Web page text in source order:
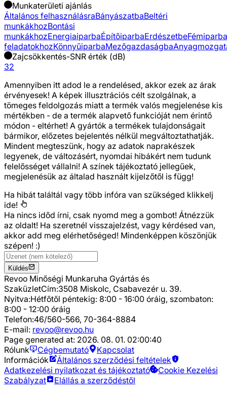
Munkaterületi ajánlás
Általános felhasználásraBányászatbaBeltéri
munkákhozBontási
munkákhozEnergiaiparbaÉpítőiparbaErdészetbeFémiparba
feladatokhozKönnyűiparbaMezőgazdaságba
Zajcsökkentés-SNR érték (dB)
32
Amennyiben itt adod le a rendelésed, akkor ezek az árak
érvényesek! A képek illusztrációs célt szolgálnak, a
tömeges feldolgozás miatt a termék valós megjelenése kis
mértékben - de a termék alapvető funkcióját nem érintő
módon - eltérhet! A gyártók a termékek tulajdonságait
bármikor, előzetes bejelentés nélkül megváltoztathatják.
Mindent megteszünk, hogy az adatok naprakészek
legyenek, de változásért, nyomdai hibákért nem tudunk
felelősséget vállalni! A színek tájékoztató jellegűek,
megjelenésük az általad használt kijelzőtől is függ!
Ha hibát találtál vagy több infóra van szükséged klikkelj
ide!
Ha nincs időd írni, csak nyomd meg a gombot! Átnézzük
az oldalt! Ha szeretnél visszajelzést, vagy kérdésed van,
akkor add meg elérhetőséged! Mindenképpen köszönjük
szépen! :)
Küldés
Revoo Minőségi Munkaruha Gyártás és
SzaküzletCím:3508 Miskolc, Csabavezér u. 39.
Nyitva:Hétfőtől péntekig: 8:00 - 16:00 óráig, szombaton:
8:00 - 12:00 óráig
Telefon:46/560-566, 70-364-8884
E-mail: revoo@revoo.hu
Page generated at: 2026. 08. 01. 02:00:40
Rólunk
Cégbemutató
Kapcsolat
Információk
Általános szerződési feltételek
Adatkezelési nyilatkozat és tájékoztató
Cookie Kezelési
Szabályzat
Elállás a szerződéstől